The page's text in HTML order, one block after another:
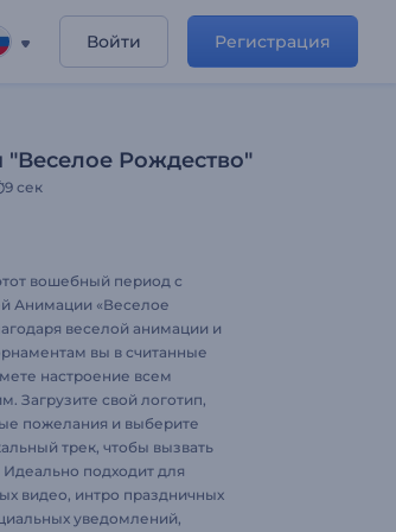
Войти Регистрация
Рождество"
9 сек
вошебный период с
Анимации «Веселое
веселой анимации и
вы в считанные
настроение всем
Загрузите свой логотип,
пожелания и выберите
трек, чтобы вызвать
Идеально подходит для
видео, интро праздничных
уведомлений,